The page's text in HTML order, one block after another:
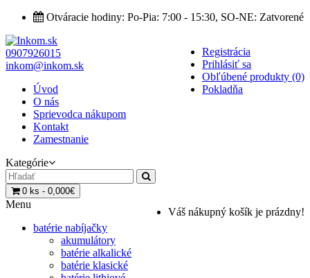
Otváracie hodiny: Po-Pia: 7:00 - 15:30, SO-NE: Zatvorené
Registrácia
Prihlásiť sa
Obľúbené produkty (0)
Pokladňa
0907926015
inkom@inkom.sk
Úvod
O nás
Sprievodca nákupom
Kontakt
Zamestnanie
Kategórie
0 ks - 0,000€
Váš nákupný košík je prázdny!
Menu
batérie nabíjačky
akumulátory
batérie alkalické
batérie klasické